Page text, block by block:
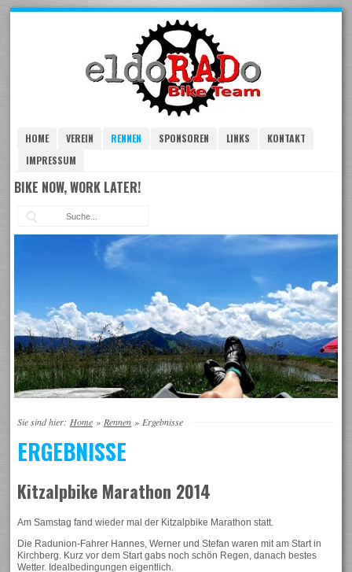
HOME VEREIN RENNEN SPONSOREN LINKS
KONTAKT
IMPRESSUM
BIKE NOW, WORK LATER!
Sie sind hier: Home » Rennen » Ergebnisse
ERGEBNISSE
Kitzalpbike Marathon 2014
Am Samstag fand wieder mal der Kitzalpbike Marathon statt.
Die Radunion-Fahrer Hannes, Werner und Stefan waren mit am Start in
Kirchberg. Kurz vor dem Start gabs noch schön Regen, danach bestes
Wetter. Idealbedingungen eigentlich.